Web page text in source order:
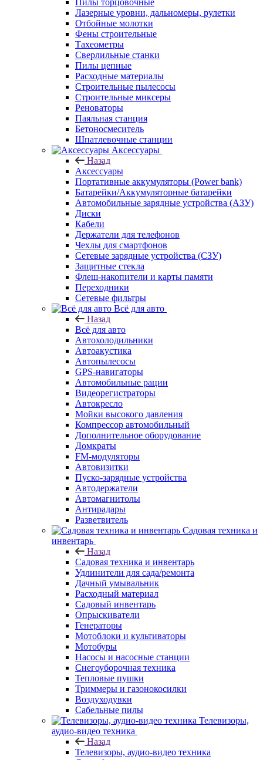
Пилы торцовочные
Лазерные уровни, дальномеры, рулетки
Отбойные молотки
Фены строительные
Тахеометры
Сверлильные станки
Пилы цепные
Расходные материалы
Строительные пылесосы
Строительные миксеры
Реноваторы
Паяльная станция
Бетоносмеситель
Шпатлевочные станции
Аксессуары
Назад
Аксессуары
Портативные аккумуляторы (Power bank)
Батарейки/Аккумуляторные батарейки
Автомобильные зарядные устройства (АЗУ)
Диски
Кабели
Держатели для телефонов
Чехлы для смартфонов
Сетевые зарядные устройства (СЗУ)
Защитные стекла
Флеш-накопители и карты памяти
Переходники
Сетевые фильтры
Всё для авто
Назад
Всё для авто
Автохолодильники
Автоакустика
Автопылесосы
GPS-навигаторы
Автомобильные рации
Видеорегистраторы
Автокресло
Мойки высокого давления
Компрессор автомобильный
Дополнительное оборудование
Домкраты
FM-модуляторы
Автовизитки
Пуско-зарядные устройства
Автодержатели
Автомагнитолы
Антирадары
Разветвитель
Садовая техника и
инвентарь
Назад
Садовая техника и инвентарь
Удлинители для сада/ремонта
Дачный умывальник
Расходный материал
Садовый инвентарь
Опрыскиватели
Генераторы
Мотоблоки и культиваторы
Мотобуры
Насосы и насосные станции
Снегоуборочная техника
Тепловые пушки
Триммеры и газонокосилки
Воздуходувки
Сабельные пилы
Телевизоры,
аудио-видео техника
Назад
Телевизоры, аудио-видео техника